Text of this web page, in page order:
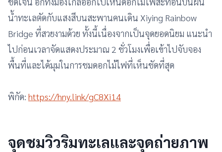
น้ำทะเลตัดกับแสงสีบนสะพานคนเดิน Xiying Rainbow
Bridge ที่สวยงามด้วย ทั้งนี้เนื่องจากเป็นจุดยอดนิยม แนะนำ
ไปก่อนเวลาจัดแสดงประมาณ 2 ชั่วโมงเพื่อเข้าไปจับจอง
พื้นที่และได้มุมในการชมดอกไม้ไฟที่เห็นชัดที่สุด
พิกัด: https://hny.link/gC8Xi14
จุดชมวิวริมทะเลและจุดถ่ายภาพ